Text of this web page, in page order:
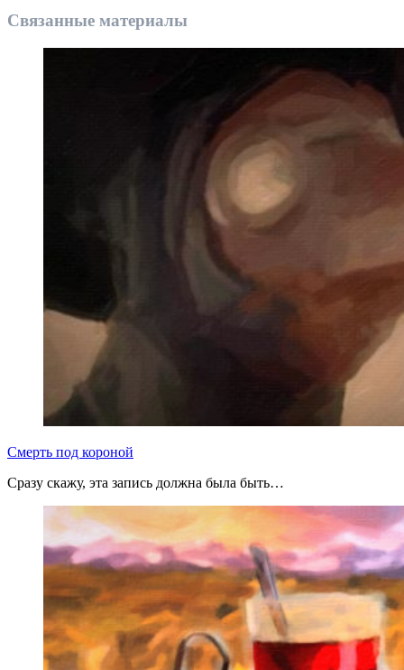
Связанные материалы
Смерть под короной
Сразу скажу, эта запись должна была быть…